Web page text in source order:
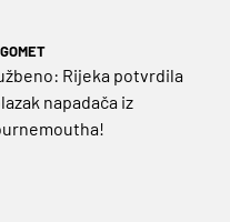
Rijeka potvrdila
napadača iz